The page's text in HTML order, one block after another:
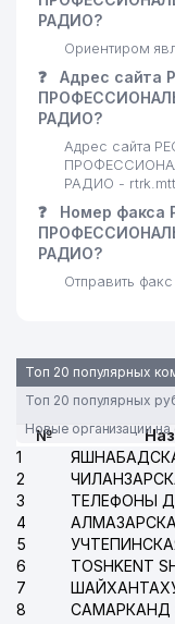
РАДИО?
Ориентиром
❓
Адрес сайта
РАДИО?
Адрес сайта
РАДИО -
❓
Номер
РАДИО?
Отправить
Топ 20 популярных
Топ 20 популярных
Новые организации на
№
1
2
3
4
5
6
7
8